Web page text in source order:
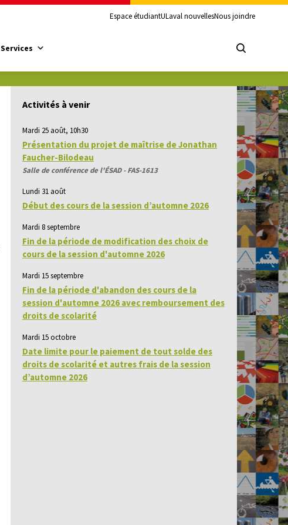
Espace étudiantULaval nouvellesNous joindre
Services
Activités à venir
Mardi 25 août, 10h30
Présentation du projet de maîtrise de Jonathan
Faucher-Bilodeau
Salle de conférence de l'ÉSAD - FAS-1613
Lundi 31 août
Début des cours de la session d’automne 2026
Mardi 8 septembre
Fin de la période de modification des choix de
cours de la session d'automne 2026
Mardi 15 septembre
Fin de la période d'abandon des cours de la
session d'automne 2026 avec remboursement des
droits de scolarité
Mardi 15 octobre
Date limite pour le paiement de tout solde des
droits de scolarité et autres frais de la session
d’automne 2026